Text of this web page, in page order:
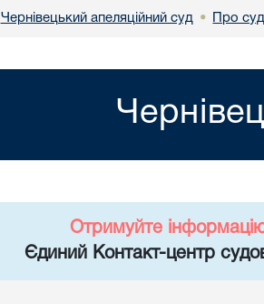
Чернівецький апеляційний суд • Про суд
Отримуйте
Єдиний Контакт-центр